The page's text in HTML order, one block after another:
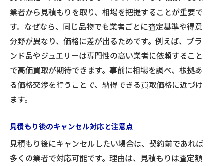
業者から見積もりを取り、相場を把握することが重要で
す。なぜなら、同じ品物でも業者ごとに査定基準や得意
分野が異なり、価格に差が出るためです。例えば、ブラ
ンド品やジュエリーは専門性の高い業者に依頼すること
で高価買取が期待できます。事前に相場を調べ、根拠あ
る価格交渉を行うことで、納得できる買取価格に近づけ
ます。
見積もり後のキャンセル対応と注意点
見積もり後にキャンセルしたい場合は、契約前であれば
多くの業者で対応可能です。理由は、見積もりは査定額